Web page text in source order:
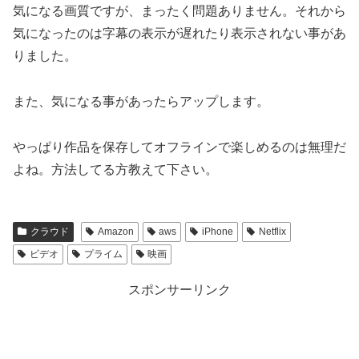
気になる画質ですが、まったく問題ありません。それから
気になったのは字幕の表示が遅れたり表示されない事があ
りました。
また、気になる事があったらアップします。
やっぱり作品を保存してオフラインで楽しめるのは無理だ
よね。方法してる方教えて下さい。
クラウド Amazon aws iPhone
Netflix
ビデオ
プライム 映画
スポンサーリンク